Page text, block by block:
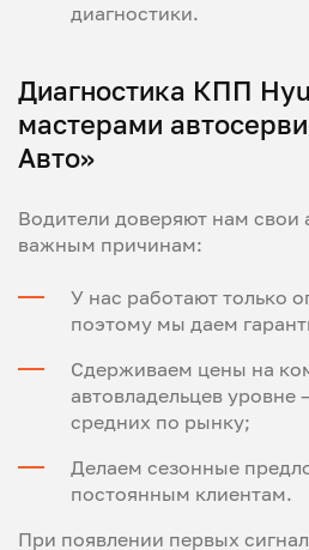
диагностики.
Диагностика КПП
мастерами
Авто»
Водители доверяют нам свои
важным причинам:
У нас работают только
поэтому мы даем
Сдерживаем цены на
автовладельцев уровне
средних по рынку;
Делаем сезонные
постоянным клиентам.
При появлении первых